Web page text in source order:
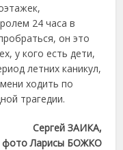
24 часа в
он это
у кого есть дети,
летних каникул,
ходить по
трагедии.
Сергей ЗАИКА,
фото Ларисы БОЖКО